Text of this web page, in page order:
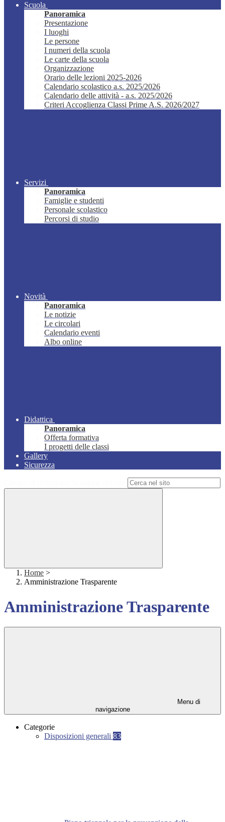
Scuola
Panoramica
Presentazione
I luoghi
Le persone
I numeri della scuola
Le carte della scuola
Organizzazione
Orario delle lezioni 2025-2026
Calendario scolastico a.s. 2025/2026
Calendario delle attività - a.s. 2025/2026
Criteri Accoglienza Classi Prime A.S. 2026/2027
Servizi
Panoramica
Famiglie e studenti
Personale scolastico
Percorsi di studio
Novità
Panoramica
Le notizie
Le circolari
Calendario eventi
Albo online
Didattica
Panoramica
Offerta formativa
I progetti delle classi
Gallery
Sicurezza
Home >
Amministrazione Trasparente
Amministrazione Trasparente
Menu di
navigazione
Categorie
Disposizioni generali 83